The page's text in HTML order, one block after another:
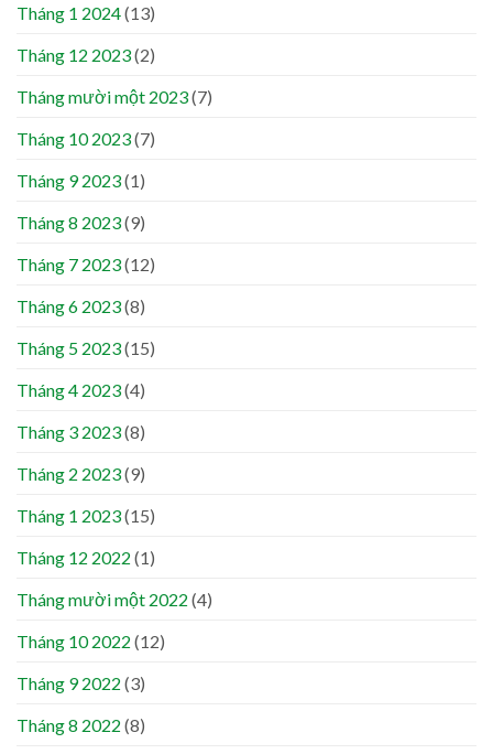
Tháng 1 2024(13)
Tháng 12 2023(2)
Tháng mười một 2023(7)
Tháng 10 2023(7)
Tháng 9 2023(1)
Tháng 8 2023(9)
Tháng 7 2023(12)
Tháng 6 2023(8)
Tháng 5 2023(15)
Tháng 4 2023(4)
Tháng 3 2023(8)
Tháng 2 2023(9)
Tháng 1 2023(15)
Tháng 12 2022 (1)
Tháng mười một 2022 (4)
Tháng 10 2022 (12)
Tháng 9 2022 (3)
Tháng 8 2022 (8)